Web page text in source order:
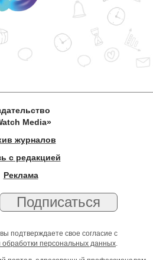
Media»
журналов
с редакцией
Реклама
подтверждаете свое согласие с
обработки персональных данных.